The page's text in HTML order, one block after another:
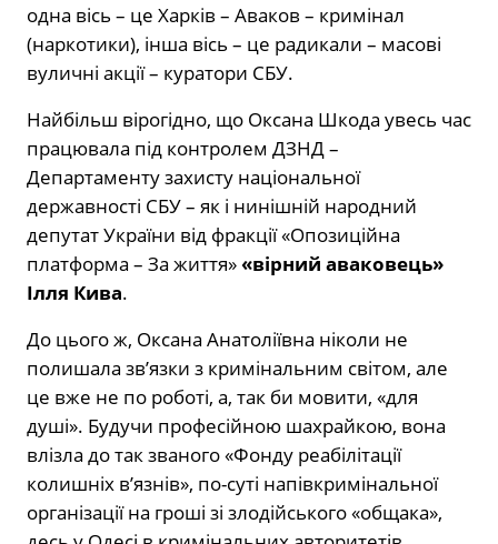
одна вісь – це Харків – Аваков – кримінал
(наркотики), інша вісь – це радикали – масові
вуличні акції – куратори СБУ.
Найбільш вірогідно, що Оксана Шкода увесь час
працювала під контролем ДЗНД –
Департаменту захисту національної
державності СБУ – як і нинішній народний
депутат України від фракції «Опозиційна
платформа – За життя»«вірний аваковець»
Ілля Кива.
До цього ж, Оксана Анатоліївна ніколи не
полишала зв’язки з кримінальним світом, але
це вже не по роботі, а, так би мовити, «для
душі». Будучи професійною шахрайкою, вона
влізла до так званого «Фонду реабілітації
колишніх в’язнів», по-суті напівкримінальної
організації на гроші зі злодійського «общака»,